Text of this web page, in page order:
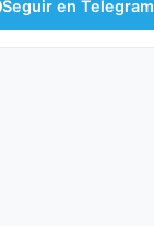
Seguir en Telegram